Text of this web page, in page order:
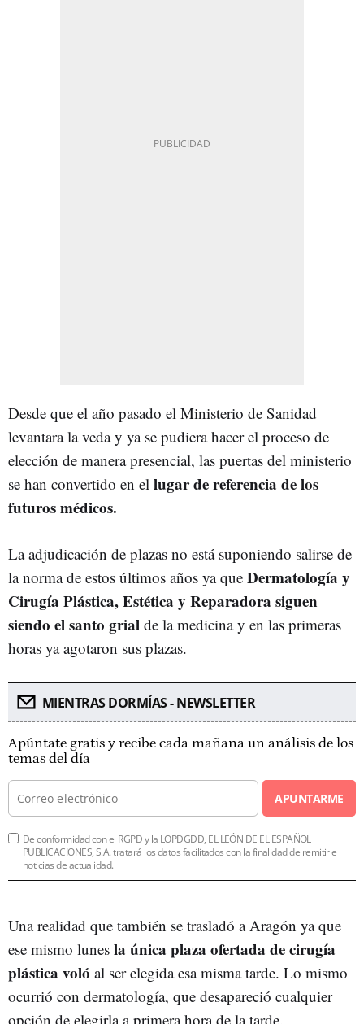
Desde que el año pasado el Ministerio de Sanidad
levantara la veda y ya se pudiera hacer el proceso de
elección de manera presencial, las puertas del ministerio
se han convertido en el lugar de referencia de los
futuros médicos.
La adjudicación de plazas no está suponiendo salirse de
la norma de estos últimos años ya que Dermatología y
Cirugía Plástica, Estética y Reparadora siguen
siendo el santo grial de la medicina y en las primeras
horas ya agotaron sus plazas.
MIENTRAS DORMÍAS - NEWSLETTER
Apúntate gratis y recibe cada mañana un análisis de los
temas del día
APUNTARME
De conformidad con el RGPD y la LOPDGDD, EL LEÓN DE EL ESPAÑOL
PUBLICACIONES, S.A. tratará los datos facilitados con la finalidad de remitirle
noticias de actualidad.
Una realidad que también se trasladó a Aragón ya que
ese mismo lunes la única plaza ofertada de cirugía
plástica voló al ser elegida esa misma tarde. Lo mismo
ocurrió con dermatología, que desapareció cualquier
opción de elegirla a primera hora de la tarde.